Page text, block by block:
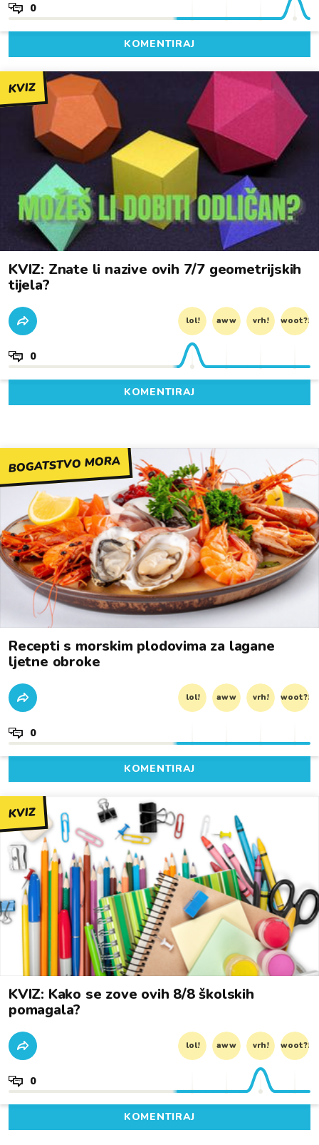
0
KOMENTIRAJ
KVIZ
KVIZ: Znate li nazive ovih 7/7 geometrijskih
tijela?
lol! aww vrh! woot?!
0
KOMENTIRAJ
BOGATSTVO MORA
Recepti s morskim plodovima za lagane
ljetne obroke
lol! aww vrh! woot?!
0
KOMENTIRAJ
KVIZ
KVIZ: Kako se zove ovih 8/8 školskih
pomagala?
lol! aww vrh! woot?!
0
KOMENTIRAJ